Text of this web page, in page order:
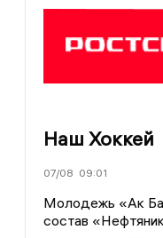
Наш Хоккей
07/08 09:01
Молодежь «Ак
состав